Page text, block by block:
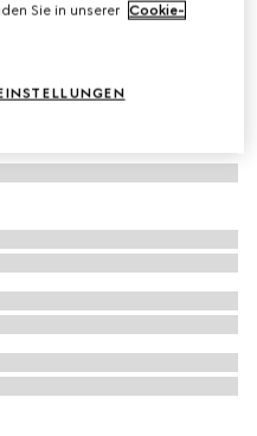
Sie in unserer Cookie-